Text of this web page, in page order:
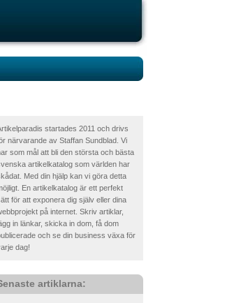
startades 2011 och drivs
närvarande av Staffan Sundblad. Vi
som mål att bli den största och bästa
artikelkatalog som världen har
Med din hjälp kan vi göra detta
En artikelkatalog är ett perfekt
för att exponera dig själv eller dina
på internet. Skriv artiklar,
in länkar, skicka in dom, få dom
och se din business växa för
dag!
artiklarna: